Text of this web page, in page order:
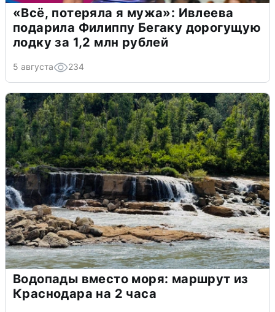
«Всё, потеряла я мужа»: Ивлеева
подарила Филиппу Бегаку дорогущую
лодку за 1,2 млн рублей
5 августа 234
Водопады вместо моря: маршрут из
Краснодара на 2 часа